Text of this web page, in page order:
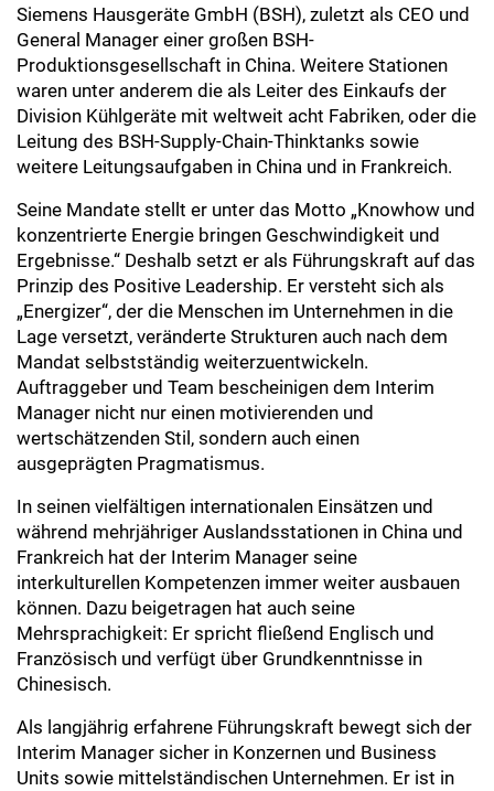
Siemens Hausgeräte GmbH (BSH), zuletzt als CEO und
General Manager einer großen BSH-
Produktionsgesellschaft in China. Weitere Stationen
waren unter anderem die als Leiter des Einkaufs der
Division Kühlgeräte mit weltweit acht Fabriken, oder die
Leitung des BSH-Supply-Chain-Thinktanks sowie
weitere Leitungsaufgaben in China und in Frankreich.
Seine Mandate stellt er unter das Motto „Knowhow und
konzentrierte Energie bringen Geschwindigkeit und
Ergebnisse.“ Deshalb setzt er als Führungskraft auf das
Prinzip des Positive Leadership. Er versteht sich als
„Energizer“, der die Menschen im Unternehmen in die
Lage versetzt, veränderte Strukturen auch nach dem
Mandat selbstständig weiterzuentwickeln.
Auftraggeber und Team bescheinigen dem Interim
Manager nicht nur einen motivierenden und
wertschätzenden Stil, sondern auch einen
ausgeprägten Pragmatismus.
In seinen vielfältigen internationalen Einsätzen und
während mehrjähriger Auslandsstationen in China und
Frankreich hat der Interim Manager seine
interkulturellen Kompetenzen immer weiter ausbauen
können. Dazu beigetragen hat auch seine
Mehrsprachigkeit: Er spricht fließend Englisch und
Französisch und verfügt über Grundkenntnisse in
Chinesisch.
Als langjährig erfahrene Führungskraft bewegt sich der
Interim Manager sicher in Konzernen und Business
Units sowie mittelständischen Unternehmen. Er ist in